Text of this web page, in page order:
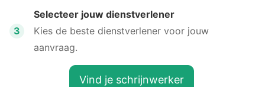
3
Selecteer jouw dienstverlener
Kies de beste dienstverlener voor jouw
aanvraag.
Vind je schrijnwerker